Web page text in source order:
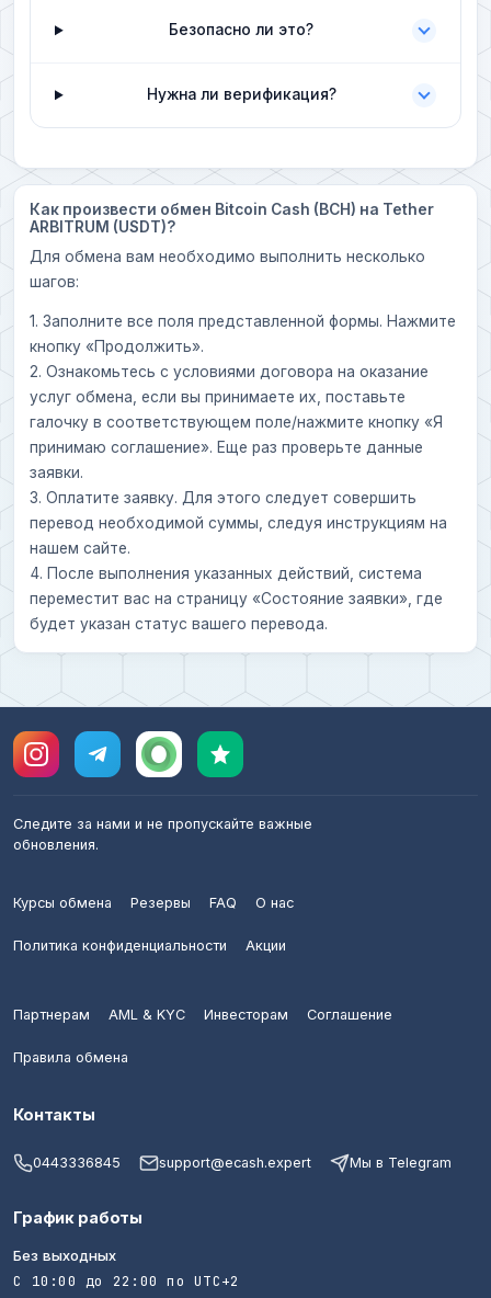
Безопасно ли это?
Нужна ли верификация?
Как произвести обмен Bitcoin Cash (BCH) на Tether
ARBITRUM (USDT)?
Для обмена вам необходимо выполнить несколько
шагов:
1. Заполните все поля представленной формы. Нажмите
кнопку «Продолжить».
2. Ознакомьтесь с условиями договора на оказание
услуг обмена, если вы принимаете их, поставьте
галочку в соответствующем поле/нажмите кнопку «Я
принимаю соглашение». Еще раз проверьте данные
заявки.
3. Оплатите заявку. Для этого следует совершить
перевод необходимой суммы, следуя инструкциям на
нашем сайте.
4. После выполнения указанных действий, система
переместит вас на страницу «Состояние заявки», где
будет указан статус вашего перевода.
Следите за нами и не пропускайте важные
обновления.
Курсы обмена Резервы FAQ О нас
Политика конфиденциальности Акции
Партнерам AML & KYC Инвесторам Соглашение
Правила обмена
Контакты
0443336845 support@ecash.expert Мы в Telegram
График работы
Без выходных
С 10:00 до 22:00 по UTC+2